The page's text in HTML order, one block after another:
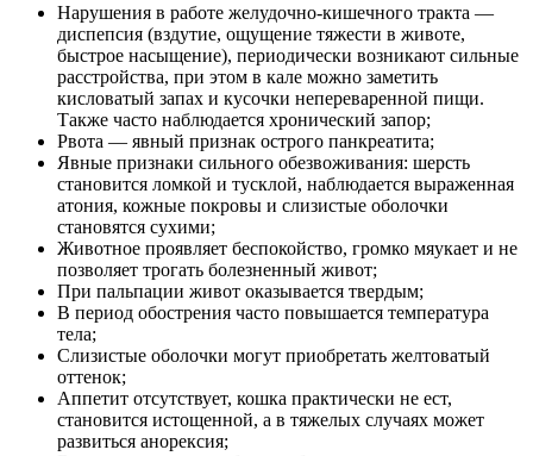
Нарушения в работе желудочно-кишечного тракта —
диспепсия (вздутие, ощущение тяжести в животе,
быстрое насыщение), периодически возникают сильные
расстройства, при этом в кале можно заметить
кисловатый запах и кусочки непереваренной пищи.
Также часто наблюдается хронический запор;
Рвота — явный признак острого панкреатита;
Явные признаки сильного обезвоживания: шерсть
становится ломкой и тусклой, наблюдается выраженная
атония, кожные покровы и слизистые оболочки
становятся сухими;
Животное проявляет беспокойство, громко мяукает и не
позволяет трогать болезненный живот;
При пальпации живот оказывается твердым;
В период обострения часто повышается температура
тела;
Слизистые оболочки могут приобретать желтоватый
оттенок;
Аппетит отсутствует, кошка практически не ест,
становится истощенной, а в тяжелых случаях может
развиться анорексия;